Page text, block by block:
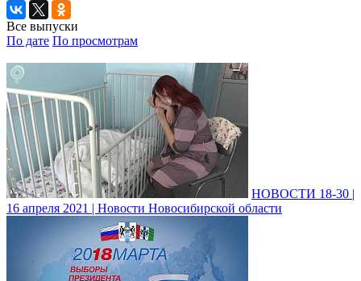
Все выпуски
По дате По просмотрам
НОВОСТИ 18-30 |
16 апреля 2021 | Новости Новосибирской области